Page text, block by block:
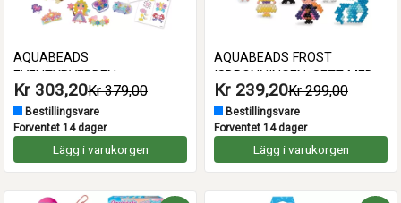
AQUABEADS
EVENTYRVERDEN
Kr 303,20Kr 379,00
Bestillingsvare
Forventet 14 dager
Lägg i varukorgen
AQUABEADS FROST
ISDRONNINGEN, SETT MED 2
FIGURER
Kr 239,20Kr 299,00
Bestillingsvare
Forventet 14 dager
Lägg i varukorgen